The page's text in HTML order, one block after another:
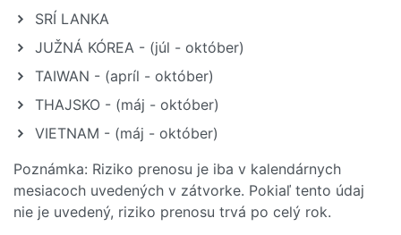
SRÍ LANKA
JUŽNÁ KÓREA - (júl - október)
TAIWAN - (apríl - október)
THAJSKO - (máj - október)
VIETNAM - (máj - október)
Poznámka: Riziko prenosu je iba v kalendárnych
mesiacoch uvedených v zátvorke. Pokiaľ tento údaj
nie je uvedený, riziko prenosu trvá po celý rok.